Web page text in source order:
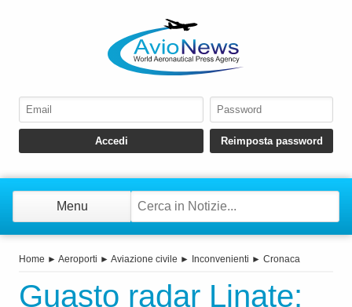
Menu
Home ► Aeroporti ► Aviazione civile ► Inconvenienti ► Cronaca
Guasto radar Linate: